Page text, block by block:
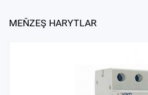
MEŇZEŞ HARYTLAR